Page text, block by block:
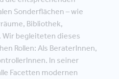
Sonderflächen – wie
Bibliothek,
Wir begleiteten dieses
Rollen: Als BeraterInnen,
In seiner
Facetten modernen